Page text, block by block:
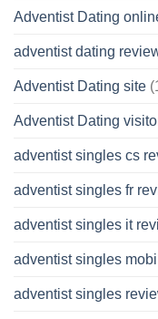
Adventist Dating
adventist dating
Adventist Dating site
Adventist Dating
adventist singles cs
adventist singles fr
adventist singles it
adventist singles
adventist singles